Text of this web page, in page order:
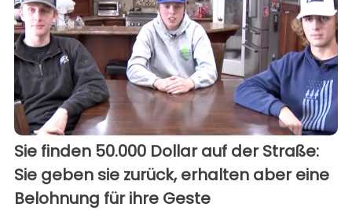
Sie finden 50.000 Dollar auf der Straße:
Sie geben sie zurück, erhalten aber eine
Belohnung für ihre Geste